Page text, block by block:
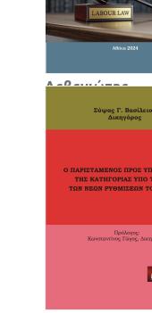
Λεβενιώτης
Εφέτης
Ατύχημα
Ανάλυση και
Πρακτικά